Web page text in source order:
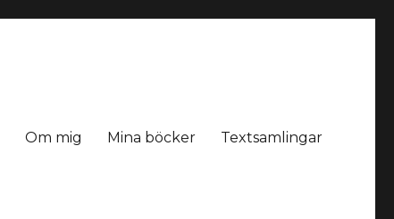
Om mig Mina böcker Textsamlingar